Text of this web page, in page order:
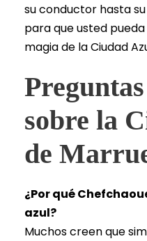
su conductor hasta
para que usted
magia de la Ciudad
sobre la
de
¿Por qué
azul?
Muchos creen que